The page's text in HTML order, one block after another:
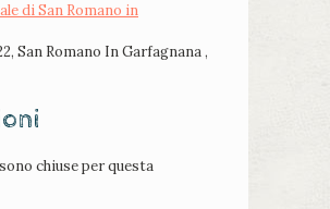
di San Romano in
San Romano In Garfagnana ,
chiuse per questa